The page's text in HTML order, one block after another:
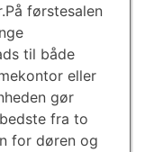
førstesalen
til både
eller
gør
fra to
for døren og